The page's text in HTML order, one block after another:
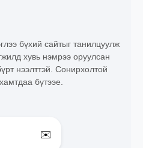
бүхий сайтыг танилцуулж
хувь нэмрээ оруулсан
нээлттэй. Сонирхолтой
бүтээе.
✉️